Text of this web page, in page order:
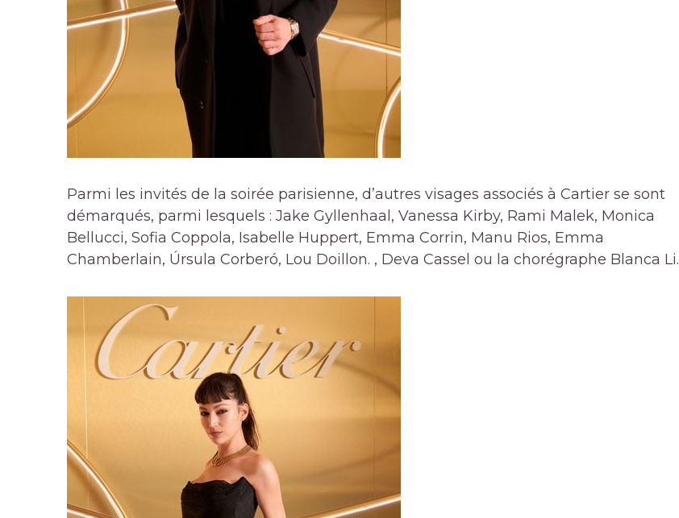
Parmi les invités de la soirée parisienne, d’autres visages associés à Cartier se sont
démarqués, parmi lesquels : Jake Gyllenhaal, Vanessa Kirby, Rami Malek, Monica
Bellucci, Sofia Coppola, Isabelle Huppert, Emma Corrin, Manu Rios, Emma
Chamberlain, Úrsula Corberó, Lou Doillon. , Deva Cassel ou la chorégraphe Blanca Li.